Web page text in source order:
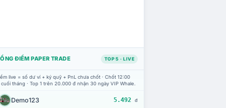
ĐIỂM PAPER TRADE TOP 5 · LIVE
live = số dư ví + ký quỹ + PnL chưa chốt · Chốt 12:00
tháng · Top 1 trên 20.000 đ nhận 30 ngày VIP Whale.
Demo123 5.492 đ